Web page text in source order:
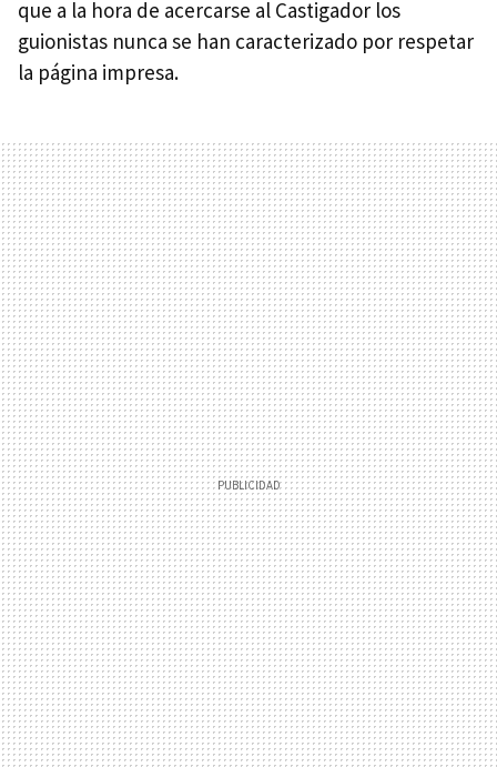
que a la hora de acercarse al Castigador los
guionistas nunca se han caracterizado por respetar
la página impresa.